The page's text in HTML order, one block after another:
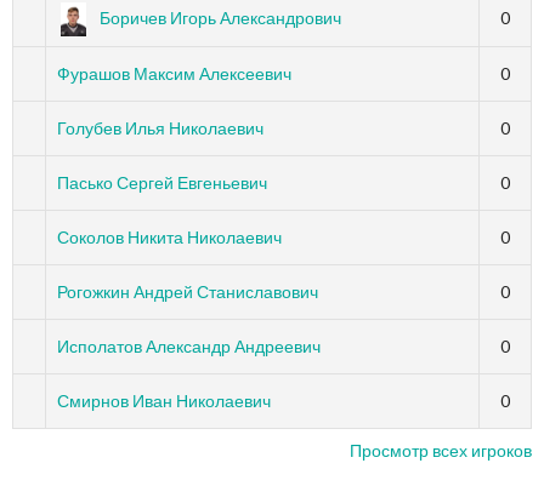
Боричев Игорь Александрович 0
Фурашов Максим Алексеевич 0
Голубев Илья Николаевич 0
Пасько Сергей Евгеньевич 0
Соколов Никита Николаевич 0
Рогожкин Андрей Станиславович 0
Исполатов Александр Андреевич 0
Смирнов Иван Николаевич 0
Просмотр всех игроков